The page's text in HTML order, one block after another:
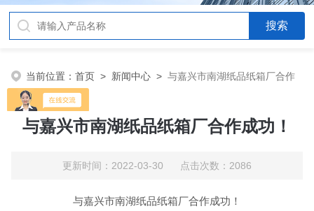
当前位置：首页 > 新闻中心 >与嘉兴市南湖纸品纸箱厂合作
成功！
与嘉兴市南湖纸品纸箱厂合作成功！
更新时间：2022-03-30 点击次数：2086
与嘉兴市南湖纸品纸箱厂合作成功！